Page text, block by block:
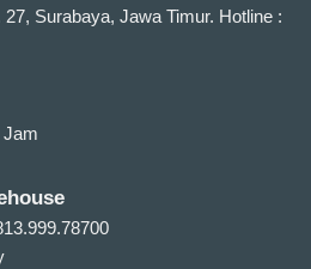
Surabaya, Jawa Timur. Hotline :
Jam